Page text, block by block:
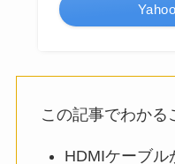
この記事でわかる
HDMIケーブル